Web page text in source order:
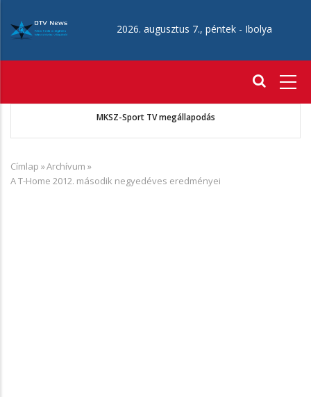
tartalomra
2026. augusztus 7., péntek - Ibolya
MKSZ-Sport TV megállapodás
Morzsa
Címlap »Archívum »
A T-Home 2012. második negyedéves eredményei